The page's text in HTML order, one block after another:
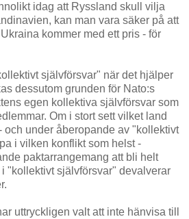
idag att Ryssland skull vilja
kan man vara säker på att
kommer med ett pris - för
självförsvar" när det hjälper
dessutom grunden för Nato:s
egen kollektiva självförsvar som
Om i stort sett vilket land
och under åberopande av "kollektivt
i vilken konflikt som helst -
paktarrangemang att bli helt
"kollektivt självförsvar" devalverar
uttryckligen valt att inte hänvisa till